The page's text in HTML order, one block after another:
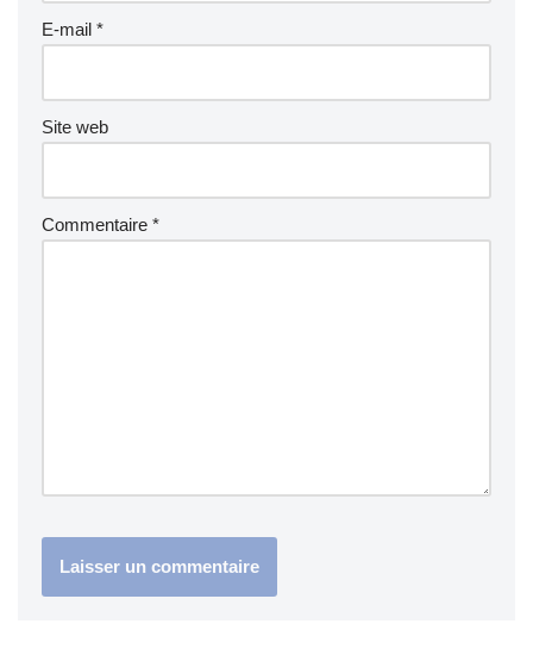
E-mail *
Site web
Commentaire *